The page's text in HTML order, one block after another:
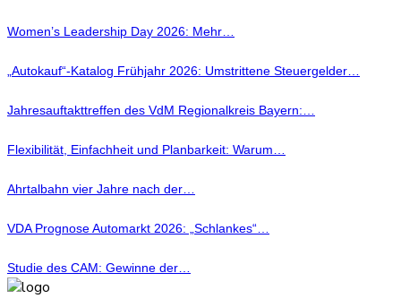
Women’s Leadership Day 2026: Mehr…
„Autokauf“-Katalog Frühjahr 2026: Umstrittene Steuergelder…
Jahresauftakttreffen des VdM Regionalkreis Bayern:…
Flexibilität, Einfachheit und Planbarkeit: Warum…
Ahrtalbahn vier Jahre nach der…
VDA Prognose Automarkt 2026: „Schlankes“…
Studie des CAM: Gewinne der…